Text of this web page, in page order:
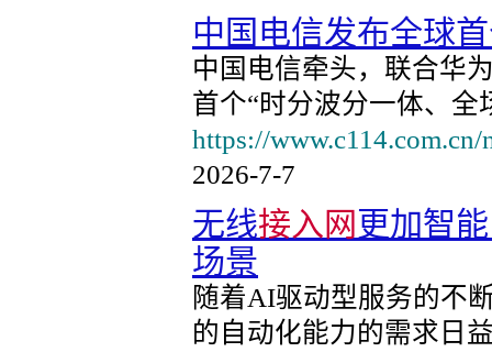
中国电信发布全球
中国电信牵头，联合华
首个“时分波分一体、全
https://
2026-7-7
无线接入网 更加智
场景
随着AI驱动型服务的不
的自动化能力的需求日